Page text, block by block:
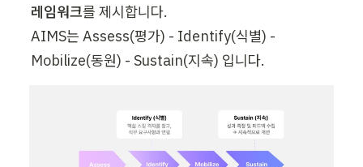
레임워크를 제시합니다.
AIMS는 Assess(평가) - Identify(식별) -
Mobilize(동원) - Sustain(지속) 입니다.